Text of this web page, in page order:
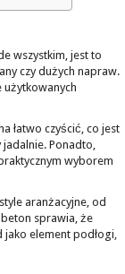
wszystkim, jest to
czy dużych napraw.
użytkowanych
łatwo czyścić, co jest
jadalnie. Ponadto,
wyborem
aranżacyjne, od
sprawia, że
jako element podłogi,